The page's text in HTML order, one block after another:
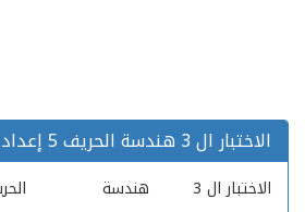
الاختبار ال 3 هندسة الحريف 5 إعداد / حسين درويش 0595897745
الاختبار ال 3 هندسة الحريف 5 إعداد / حسين درويش 0595897745